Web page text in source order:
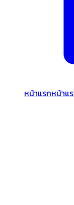
หน้าแรกหน้าแ